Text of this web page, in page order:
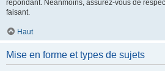
répondant. Néanmoins, assurez-vous de
faisant.
Haut
Mise en forme et types de sujets